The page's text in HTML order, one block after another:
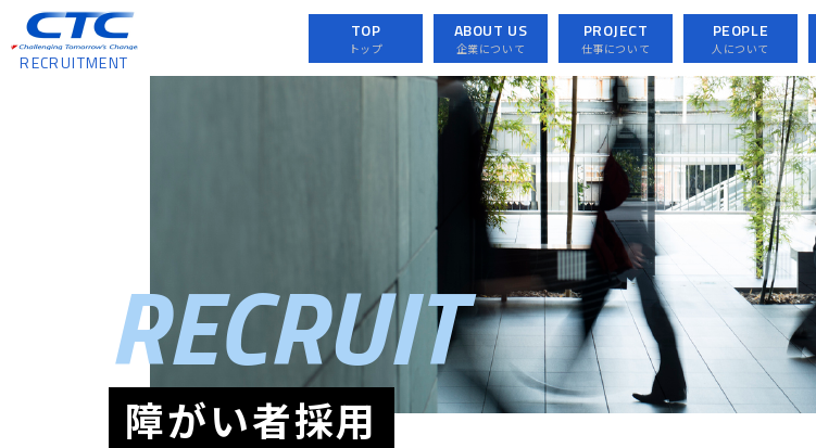
RECRUITMENT
TOP
トップ
ABOUT US
企業について
PROJECT
仕事について
PEOPLE
人について
RECRUIT
障がい者採用